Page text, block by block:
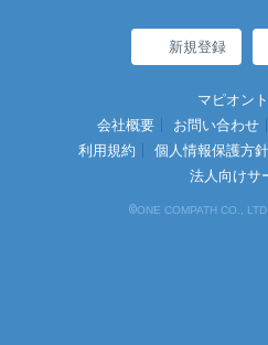
新規登録
マピオン
会社概要
お問い合わせ
利用規約
個人情報保護方針
法人向けサ
©ONE COMPATH CO.,